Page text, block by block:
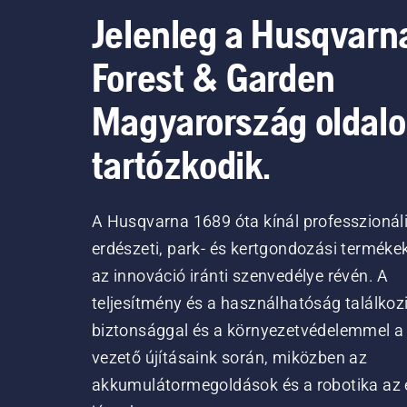
Jelenleg a
Forest & Garden
Magyarország
tartózkodik.
A Husqvarna 1689 óta kínál
erdészeti, park- és kertgondozási
az innováció iránti szenvedélye révén. A
teljesítmény és a használhatóság
biztonsággal és a környezetvédelemmel a
vezető újításaink során, miközben az
akkumulátormegoldások és a robotika az